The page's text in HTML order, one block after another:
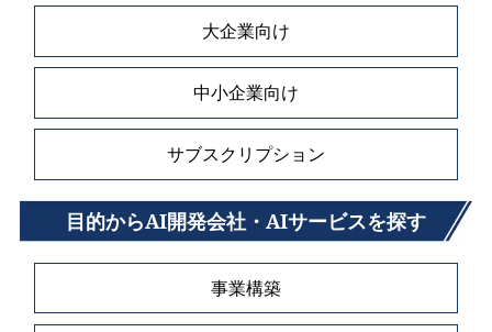
大企業向け
中小企業向け
サブスクリプション
目的からAI開発会社・AIサービスを探す
事業構築